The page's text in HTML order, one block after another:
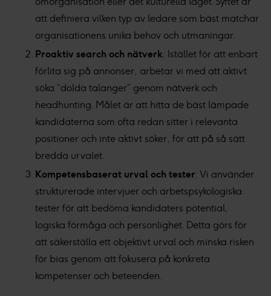
att definiera vilken typ av ledare som bäst matchar
organisationens unika behov och utmaningar.
Proaktiv search och nätverk: Istället för att enbart
förlita sig på annonser, arbetar vi med att aktivt
söka “dolda talanger” genom nätverk och
headhunting. Målet är att hitta de bäst lämpade
kandidaterna som ofta redan sitter i relevanta
positioner och inte aktivt söker, för att på så sätt
bredda urvalet.
Kompetensbaserat urval och tester: Vi använder
strukturerade intervjuer och arbetspsykologiska
tester för att bedöma kandidaters potential,
logiska förmåga och personlighet. Detta görs för
att säkerställa ett objektivt urval och minska risken
för bias genom att fokusera på konkreta
kompetenser och beteenden.